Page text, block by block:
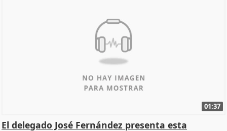
01:37
El delegado José Fernández presenta esta